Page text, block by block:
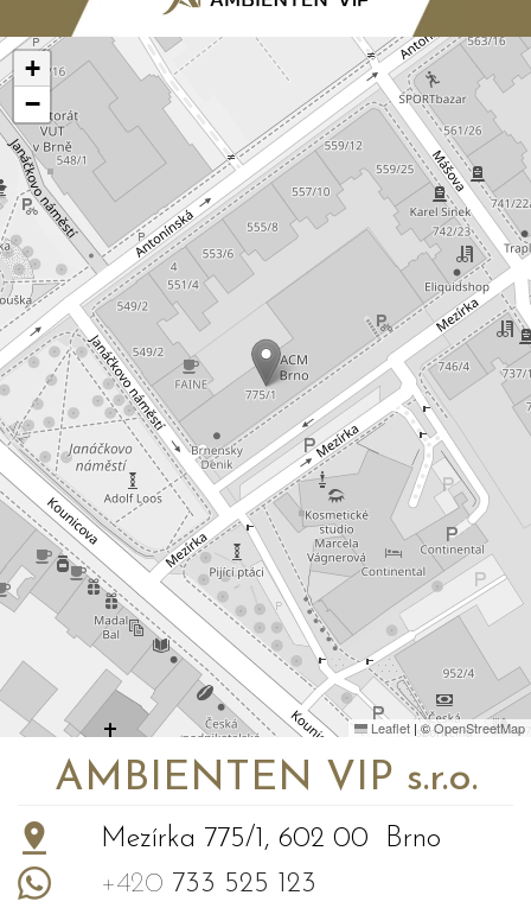
+
−
Leaflet | ©OpenStreetMap
AMBIENTEN VIP s.r.o.
Mezírka 775/1, 602 00 Brno
+420 733 525 123